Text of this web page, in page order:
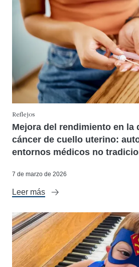
Reflejos
Mejora del rendimiento en la
cáncer de cuello uterino:
entornos médicos no
7 de marzo de 2026
Leer más